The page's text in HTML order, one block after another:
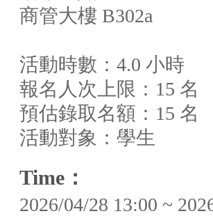
商管大樓 B302a
活動時數：4.0 小時
報名人次上限：15 名
預估錄取名額：15 名
活動對象：學生
Time：
2026/04/28 13:00 ~